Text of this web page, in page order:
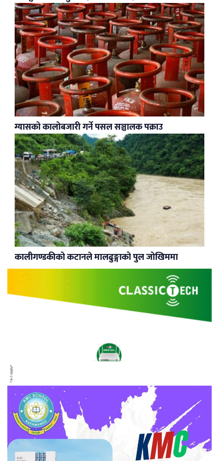
ग्यासको कालोबजारी गर्ने पसल सञ्चालक पक्राउ
कालीगण्डकीको कटानले मालढुङ्गाको पुल जोखिममा